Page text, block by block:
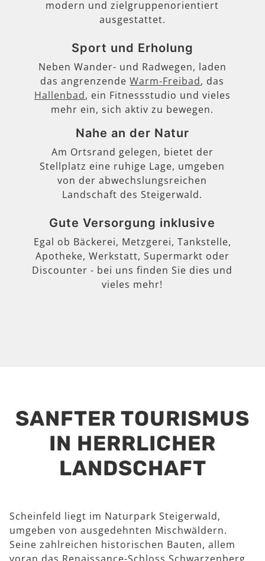
modern und zielgruppenorientiert
ausgestattet.
Sport und Erholung
Neben Wander- und Radwegen, laden
das angrenzendeWarm-Freibad, das
Hallenbad, ein Fitnessstudio und vieles
mehr ein, sich aktiv zu bewegen.
Nahe an der Natur
Am Ortsrand gelegen, bietet der
Stellplatz eine ruhige Lage, umgeben
von der abwechslungsreichen
Landschaft des Steigerwald.
Gute Versorgung inklusive
Egal ob Bäckerei, Metzgerei, Tankstelle,
Apotheke, Werkstatt, Supermarkt oder
Discounter - bei uns finden Sie dies und
vieles mehr!
SANFTER TOURISMUS
IN HERRLICHER
LANDSCHAFT
Scheinfeld liegt im Naturpark Steigerwald,
umgeben von ausgedehnten Mischwäldern.
Seine zahlreichen historischen Bauten, allem